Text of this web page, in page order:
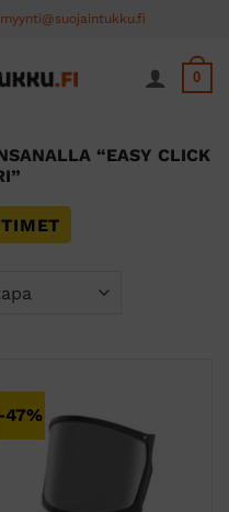
myynti@suojaintukku.fi
0
“EASY CLICK
47%